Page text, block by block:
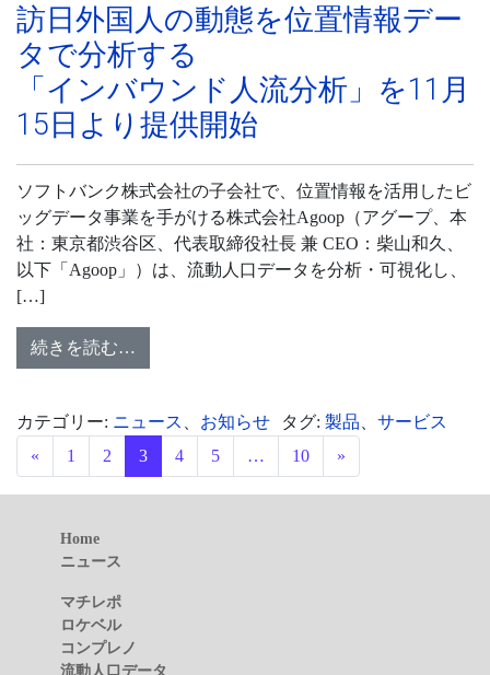
訪日外国人の動態を位置情報デー
タで分析する
「インバウンド人流分析」を11月
15日より提供開始
ソフトバンク株式会社の子会社で、位置情報を活用したビ
ッグデータ事業を手がける株式会社Agoop（アグープ、本
社：東京都渋谷区、代表取締役社長 兼 CEO：柴山和久、
以下「Agoop」）は、流動人口データを分析・可視化し、
[…]
続きを読む…
カテゴリー: ニュース お知らせ タグ: 製品 サービス
投稿ナビゲーション
« 1 2 3 4 5 … 10 »
Home
ニュース
マチレポ
ロケベル
コンプレノ
流動人口データ